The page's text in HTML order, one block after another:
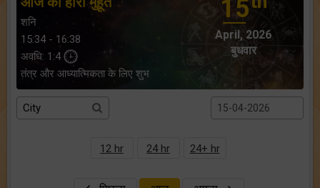
शनि
15:34 - 16:38
अवधि: 1:4
तंत्र और आध्यात्मिकता के लिए शुभ
15
April, 2026
बुधवार
12 hr 24 hr 24+ hr